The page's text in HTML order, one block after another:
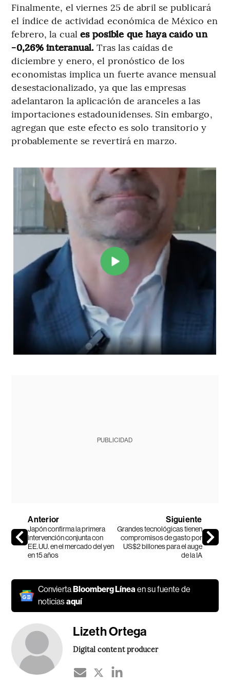
Finalmente, el viernes 25 de abril se publicará
el índice de actividad económica de México en
febrero, la cual es posible que haya caído un
-0,26% interanual. Tras las caídas de
diciembre y enero, el pronóstico de los
economistas implica un fuerte avance mensual
desestacionalizado, ya que las empresas
adelantaron la aplicación de aranceles a las
importaciones estadounidenses. Sin embargo,
agregan que este efecto es solo transitorio y
probablemente se revertirá en marzo.
PUBLICIDAD
Anterior
Japón confirma la primera
intervención conjunta con
EE.UU. en el mercado del yen
en 15 años
Siguiente
Grandes tecnológicas tienen
compromisos de gasto por
US$2 billones para el auge
de la IA
ConviertaBloomberg Líneaen su fuente de
noticiasaquí
Lizeth Ortega
Digital content producer